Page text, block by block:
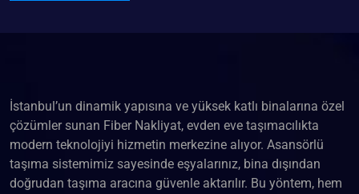
İstanbul’un dinamik yapısına ve yüksek katlı binalarına özel
çözümler sunan Fiber Nakliyat, evden eve taşımacılıkta
modern teknolojiyi hizmetin merkezine alıyor. Asansörlü
taşıma sistemimiz sayesinde eşyalarınız, bina dışından
doğrudan taşıma aracına güvenle aktarılır. Bu yöntem, hem